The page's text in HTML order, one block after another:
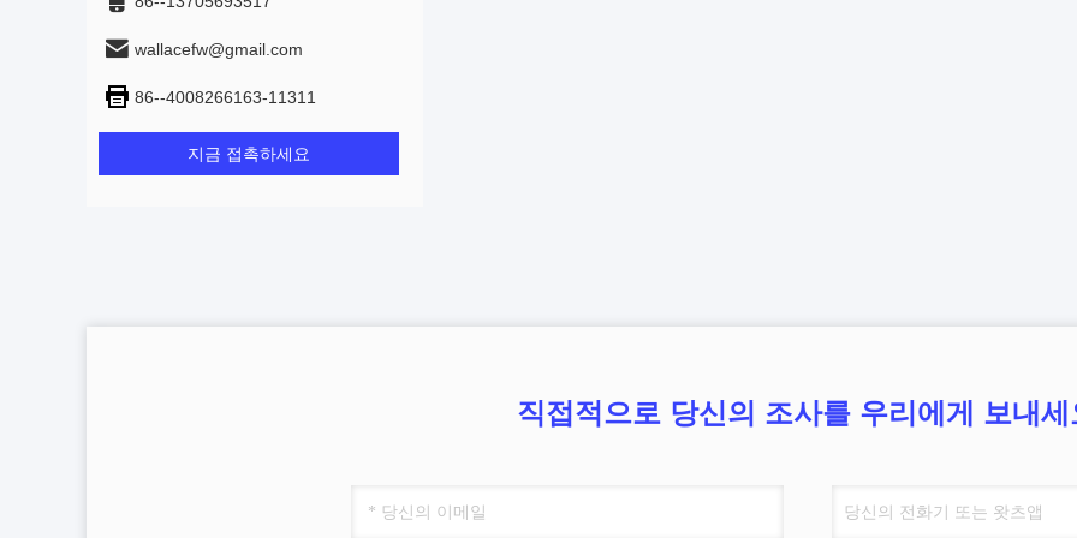
wallacefw@gmail.com
86--4008266163-11311
지금 접촉하세요
직접적으로 당신의 조사를 우리에게 보내세